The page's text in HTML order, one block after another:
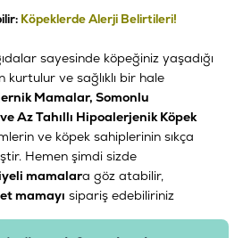
Köpeklerde Alerji Belirtileri!
sayesinde köpeğiniz yaşadığı
ve sağlıklı bir hale
Mamalar, Somonlu
Az Tahıllı Hipoalerjenik Köpek
ve köpek sahiplerinin sıkça
Hemen şimdi sizde
mamalara göz atabilir,
mamayı sipariş edebiliriniz